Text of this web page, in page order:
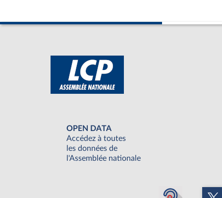
OPEN DATA
Accédez à toutes
les données de
l'Assemblée nationale